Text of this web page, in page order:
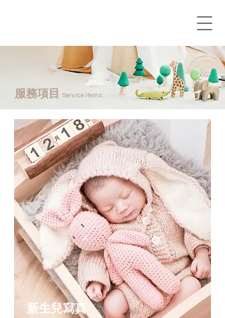
服務項目 Service items
​新生兒寫真